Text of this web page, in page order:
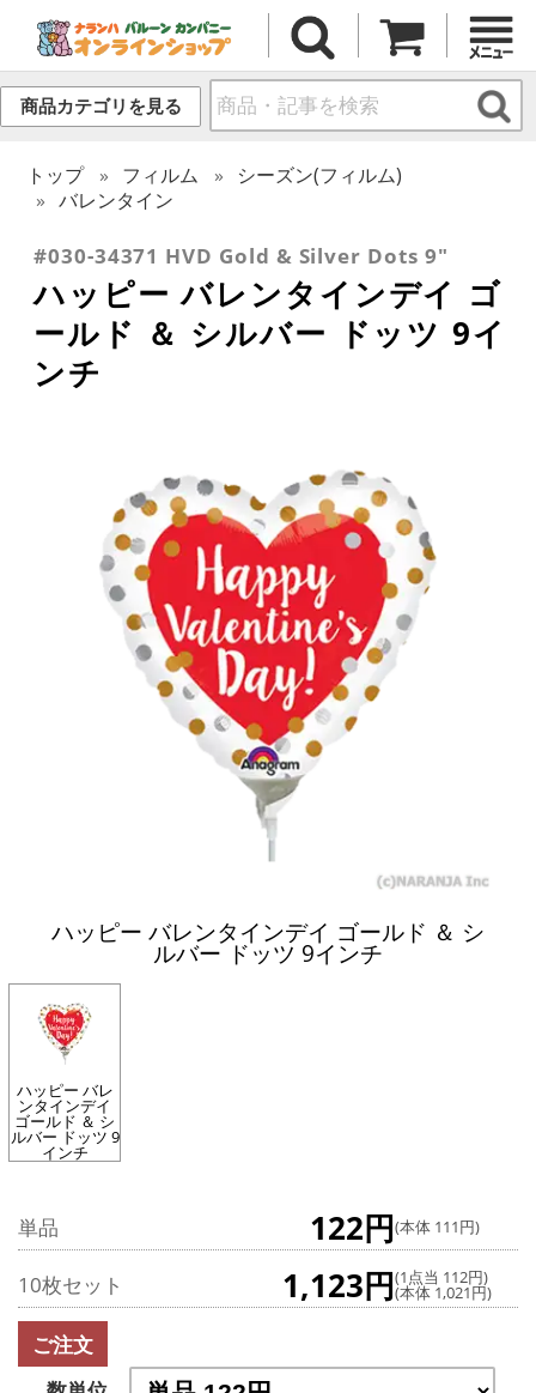
商品カテゴリを見る
トップ フィルム
シーズン(フィルム)
バレンタイン
#030-34371 HVD Gold & Silver Dots 9"
ハッピー バレンタインデイ ゴ
ールド ＆ シルバー ドッツ 9イ
ンチ
ハッピー バレンタインデイ ゴールド ＆ シ
ルバー ドッツ 9インチ
ハッピー バレ
ンタインデイ
ゴールド ＆ シ
ルバー ドッツ 9
インチ
単品 122円(本体 111円)
10枚セット 1,123円(1点当 112円)
(本体 1,021円)
ご注文